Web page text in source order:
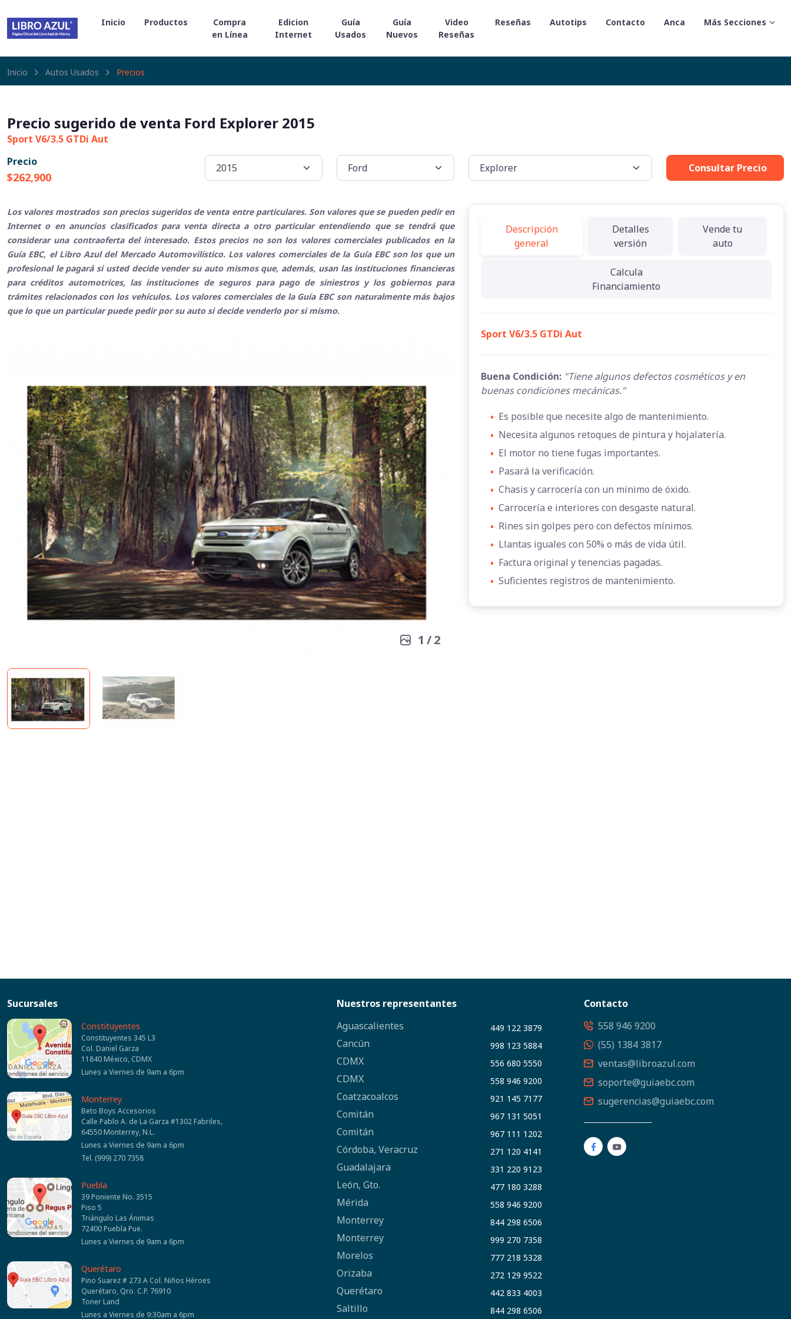
Inicio Productos
Compra
en Línea
Edicion
Internet
Guía
Usados
Guía
Nuevos
Video
Reseñas
Reseñas Autotips Contacto Anca Más Secciones
Inicio Autos Usados Precios
Precio sugerido de venta Ford Explorer 2015
Sport V6/3.5 GTDi Aut
Precio
$262,900
Consultar Precio
1 /2
Los valores mostrados son precios sugeridos de venta entre particulares. Son valores que se pueden pedir en
Internet o en anuncios clasificados para venta directa a otro particular entendiendo que se tendrá que
considerar una contraoferta del interesado. Estos precios no son los valores comerciales publicados en la
Guía EBC, el Libro Azul del Mercado Automovilístico. Los valores comerciales de la Guía EBC son los que un
profesional le pagará si usted decide vender su auto mismos que, además, usan las instituciones financieras
para créditos automotrices, las instituciones de seguros para pago de siniestros y los gobiernos para
trámites relacionados con los vehículos. Los valores comerciales de la Guía EBC son naturalmente más bajos
que lo que un particular puede pedir por su auto si decide venderlo por si mismo.
Descripción
general
Detalles
versión
Vende tu
auto
Calcula
Financiamiento
Sport V6/3.5 GTDi Aut
Buena Condición: "Tiene algunos defectos cosméticos y en
buenas condiciones mecánicas."
• Es posible que necesite algo de mantenimiento.
• Necesita algunos retoques de pintura y hojalatería.
• El motor no tiene fugas importantes.
• Pasará la verificación.
• Chasis y carrocería con un mínimo de óxido.
• Carrocería e interiores con desgaste natural.
• Rines sin golpes pero con defectos mínimos.
• Llantas iguales con 50% o más de vida útil.
• Factura original y tenencias pagadas.
• Suficientes registros de mantenimiento.
Sucursales
Constituyentes
Constituyentes 345 L3
Col. Daniel Garza
11840 México, CDMX
Lunes a Viernes de 9am a 6pm
Monterrey
Beto Boys Accesorios
Calle Pablo A. de La Garza #1302 Fabriles,
64550 Monterrey, N.L.
Lunes a Viernes de 9am a 6pm
Tel. (999) 270 7358
Puebla
39 Poniente No. 3515
Piso 5
Triángulo Las Ánimas
72400 Puebla Pue.
Lunes a Viernes de 9am a 6pm
Querétaro
Pino Suarez # 273 A Col. Niños Héroes
Querétaro, Qro. C.P. 76910
Toner Land
Lunes a Viernes de 9:30am a 6pm
Nuestros representantes
Aguascalientes
449 122 3879
Cancún 998 123 5884
CDMX 556 680 5550
CDMX 558 946 9200
Coatzacoalcos 921 145 7177
Comitán 967 131 5051
Comitán 967 111 1202
Córdoba, Veracruz 271 120 4141
Guadalajara 331 220 9123
León, Gto. 477 180 3288
Mérida 558 946 9200
Monterrey 844 298 6506
Monterrey 999 270 7358
Morelos 777 218 5328
Orizaba 272 129 9522
Querétaro 442 833 4003
Saltillo 844 298 6506
Contacto
558 946 9200
(55) 1384 3817
ventas@libroazul.com
soporte@guiaebc.com
sugerencias@guiaebc.com